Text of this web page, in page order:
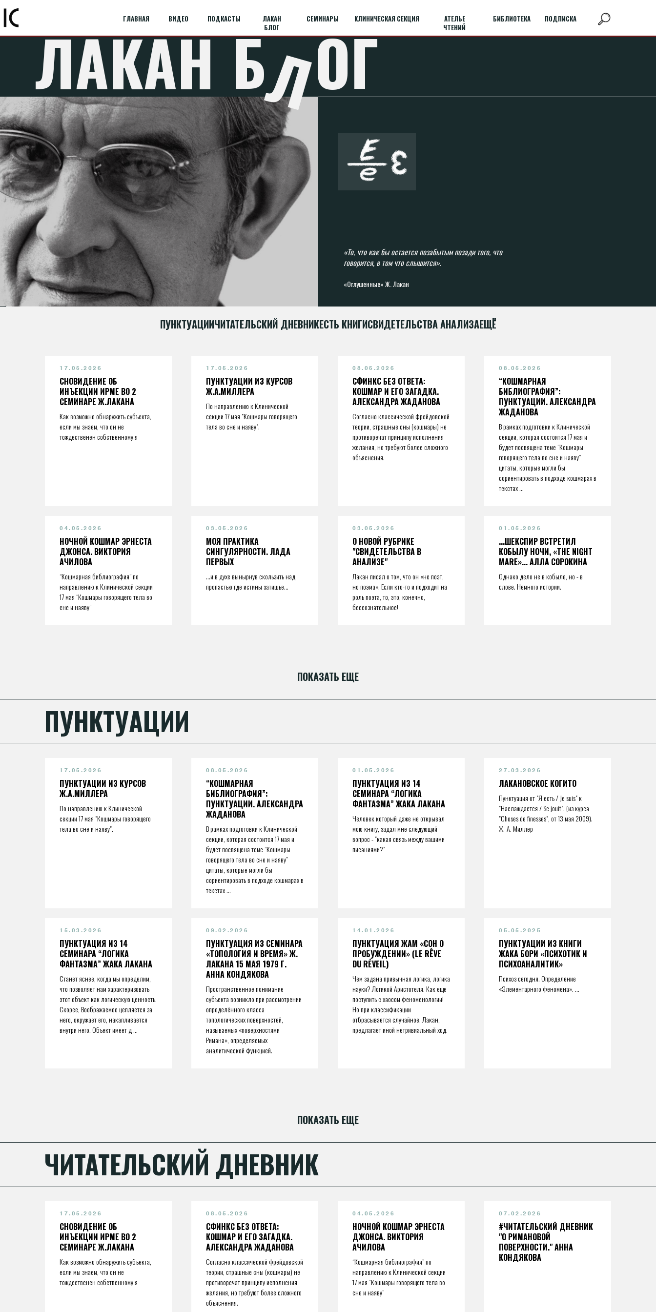
ЛАКАН
БЛОГ
КЛИНИЧЕСКАЯ СЕКЦИЯ
СЕМИНАРЫ ПОДПИСКА
БИБЛИОТЕКА
АТЕЛЬЕ
ЧТЕНИЙ
ГЛАВНАЯ ПОДКАСТЫ
ВИДЕО
ЛАКАН
«Оглушенные» Ж. Лакан
«То, что как бы остается позабытым позади того, что
говорится, в том что слышится».
Л
Б ОГ
ПУНКТУАЦИИЧИТАТЕЛЬСКИЙ ДНЕВНИКЕСТЬ КНИГИСВИДЕТЕЛЬСТВА АНАЛИЗАЕЩЁ
17.05.2026
СНОВИДЕНИЕ ОБ
ИНЪЕКЦИИ ИРМЕ ВО 2
СЕМИНАРЕ Ж.ЛАКАНА
Как возможно обнаружить субъекта,
если мы знаем, что он не
тождественен собственному я
17.05.2026
ПУНКТУАЦИИ ИЗ КУРСОВ
Ж.А.МИЛЛЕРА
По направлению к Клинической
секции 17 мая "Кошмары говорящего
тела во сне и наяву".
08.05.2026
СФИНКС БЕЗ ОТВЕТА:
КОШМАР И ЕГО ЗАГАДКА.
АЛЕКСАНДРА ЖАДАНОВА
Согласно классической фрейдовской
теории, страшные сны (кошмары) не
противоречат принципу исполнения
желания, но требуют более сложного
объяснения.
08.05.2026
“КОШМАРНАЯ
БИБЛИОГРАФИЯ”:
ПУНКТУАЦИИ. АЛЕКСАНДРА
ЖАДАНОВА
В рамках подготовки к Клинической
секции, которая состоится 17 мая и
будет посвящена теме “Кошмары
говорящего тела во сне и наяву”
цитаты, которые могли бы
сориентировать в подходе кошмарах в
текстах ...
04.05.2026
НОЧНОЙ КОШМАР ЭРНЕСТА
ДЖОНСА. ВИКТОРИЯ
АЧИЛОВА
“Кошмарная библиография” по
направлению к Клинической секции
17 мая “Кошмары говорящего тела во
сне и наяву”
03.05.2026
МОЯ ПРАКТИКА
СИНГУЛЯРНОСТИ. ЛАДА
ПЕРВЫХ
...и в духе вынырнув скользить над
пропастью где истины затишье...
03.05.2026
О НОВОЙ РУБРИКЕ
"СВИДЕТЕЛЬСТВА В
АНАЛИЗЕ"
Лакан писал о том, что он «не поэт,
но поэма». Если кто-то и подходит на
роль поэта, то, это, конечно,
бессознательное!
01.05.2026
...ШЕКСПИР ВСТРЕТИЛ
КОБЫЛУ НОЧИ, «THE NIGHT
MARE»... АЛЛА СОРОКИНА
Однако дело не в кобыле, но - в
слове. Немного истории.
ПОКАЗАТЬ ЕЩЕ
ПУНКТУАЦИИ
17.05.2026
ПУНКТУАЦИИ ИЗ КУРСОВ
Ж.А.МИЛЛЕРА
По направлению к Клинической
секции 17 мая "Кошмары говорящего
тела во сне и наяву".
08.05.2026
“КОШМАРНАЯ
БИБЛИОГРАФИЯ”:
ПУНКТУАЦИИ. АЛЕКСАНДРА
ЖАДАНОВА
В рамках подготовки к Клинической
секции, которая состоится 17 мая и
будет посвящена теме “Кошмары
говорящего тела во сне и наяву”
цитаты, которые могли бы
сориентировать в подходе кошмарах в
текстах ...
01.05.2026
ПУНКТУАЦИЯ ИЗ 14
СЕМИНАРА “ЛОГИКА
ФАНТАЗМА” ЖАКА ЛАКАНА
Человек который даже не открывал
мою книгу, задал мне следующий
вопрос - "какая связь между вашими
писаниями?"
27.03.2026
ЛАКАНОВСКОЕ КОГИТО
Пунктуация от "Я есть / Je suis" к
"Наслаждается / Se jouit". (из курса
"Choses de finesses", от 13 мая 2009).
Ж.-А. Миллер
15.03.2026
ПУНКТУАЦИЯ ИЗ 14
СЕМИНАРА “ЛОГИКА
ФАНТАЗМА” ЖАКА ЛАКАНА
Станет яснее, когда мы определим,
что позволяет нам характеризовать
этот объект как логическую ценность.
Скорее, Воображаемое цепляется за
него, окружает его, накапливается
внутри него. Объект имеет д ...
09.02.2026
ПУНКТУАЦИЯ ИЗ СЕМИНАРА
«ТОПОЛОГИЯ И ВРЕМЯ» Ж.
ЛАКАНА 15 МАЯ 1979 Г.
АННА КОНДЯКОВА
Пространственное понимание
субъекта возникло при рассмотрении
определённого класса
топологических поверхностей,
называемых «поверхностями
Римана», определяемых
аналитической функцией.
14.01.2026
ПУНКТУАЦИЯ ЖАМ «СОН О
ПРОБУЖДЕНИИ» (LE RÊVE
DU RÉVEIL)
Чем задана привычная логика, логика
науки? Логикой Аристотеля. Как еще
поступить с хаосом феноменологии!
Но при классификации
отбрасывается случайное. Лакан,
предлагает иной нетривиальный ход.
05.05.2025
ПУНКТУАЦИИ ИЗ КНИГИ
ЖАКА БОРИ «ПСИХОТИК И
ПСИХОАНАЛИТИК»
Психоз сегодня. Определение
«Элементарного феномена». ...
ПОКАЗАТЬ ЕЩЕ
ЧИТАТЕЛЬСКИЙ ДНЕВНИК
17.05.2026
СНОВИДЕНИЕ ОБ
ИНЪЕКЦИИ ИРМЕ ВО 2
СЕМИНАРЕ Ж.ЛАКАНА
Как возможно обнаружить субъекта,
если мы знаем, что он не
тождественен собственному я
08.05.2026
СФИНКС БЕЗ ОТВЕТА:
КОШМАР И ЕГО ЗАГАДКА.
АЛЕКСАНДРА ЖАДАНОВА
Согласно классической фрейдовской
теории, страшные сны (кошмары) не
противоречат принципу исполнения
желания, но требуют более сложного
объяснения.
04.05.2026
НОЧНОЙ КОШМАР ЭРНЕСТА
ДЖОНСА. ВИКТОРИЯ
АЧИЛОВА
“Кошмарная библиография” по
направлению к Клинической секции
17 мая “Кошмары говорящего тела во
сне и наяву”
07.02.2026
#ЧИТАТЕЛЬСКИЙ ДНЕВНИК
"О РИМАНОВОЙ
ПОВЕРХНОСТИ." АННА
КОНДЯКОВА